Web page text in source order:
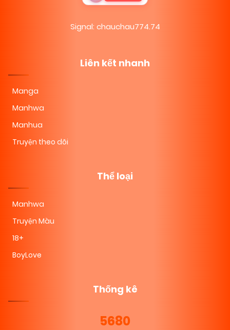
Signal: chauchau774.74
Liên kết nhanh
Manga
Manhwa
Manhua
Truyện theo dõi
Thể loại
Manhwa
Truyện Màu
18+
BoyLove
Thống kê
5680